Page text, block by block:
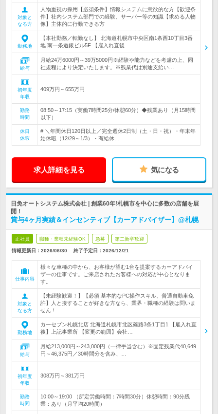
対象と
なる方
人物重視の採用【必須条件】情報システムに意欲的な方【歓迎条
件】社内システム部門での経験、サーバー等の知識【求める人物
像】主体的に行動できる方
勤務地
【本社勤務／転勤なし】 北海道札幌市中央区南1条西10丁目3番
地 南一条道銀ビル5F 【雇入れ直後…
給与
月給24万6000円～39万5000円※経験や能力などを考慮の上、同
社規程により決定いたします。※残業代は別途支給い…
初年度
年収
409万円～655万円
勤務
時間
08:50～17:15（実働7時間25分/休憩60分）◆残業あり（月15時間
以下）
休日
休暇
# ＼年間休日120日以上／完全週休2日制（土・日・祝）・年末年
始休暇（12/29～1/3）・有給休…
求人詳細を見る 気になる
日免オートシステム株式会社 | 創業60年!札幌市を中心に多数の店舗を展
開！
賞与4ヶ月実績＆インセンティブ【カーアドバイザー】@札幌
正社員 職種・業種未経験OK 急募 第二新卒歓迎
情報更新日：2026/06/30 終了予定日： 2026/12/21
仕事内容
様々な車種の中から、お客様が望む1台を提案するカーアドバイ
ザーの仕事です。ご来店されたお客様への対応が中心となりま
す。
対象と
なる方
【未経験歓迎！】【必須:基本的なPC操作スキル、普通自動車免
許】人と接することが好きな方なら、業界・職種の経験は問いま
せん！
勤務地
カーセブン札幌北店 北海道札幌市北区篠路3条1丁目1 【雇入れ直
後】上記事業所 【変更の範囲】会社…
給与
月給213,000円～243,000円（一律手当含む）※固定残業代40,649
円～46,375円／30時間分を含み、…
初年度
年収
308万円～381万円
勤務
時間
10:00～19:00 （所定労働時間：7時間30分）休憩時間：90分残
業：あり（月平均20時間）